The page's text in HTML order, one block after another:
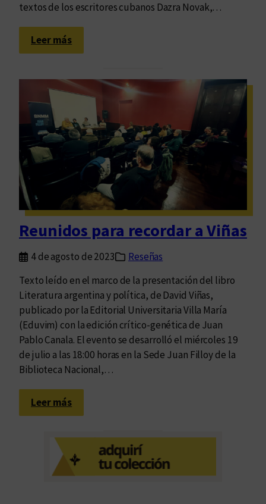
textos de los escritores cubanos Dazra Novak,…
Leer más:
A
d
a
L
H
a
n
s
Reunidos para recordar a Viñas
4 de agosto de 2023
Reseñas
Texto leído en el marco de la presentación del libro
Literatura argentina y política, de David Viñas,
publicado por la Editorial Universitaria Villa María
(Eduvim) con la edición crítico-genética de Juan
Pablo Canala. El evento se desarrolló el miércoles 19
de julio a las 18:00 horas en la Sede Juan Filloy de la
Biblioteca Nacional,…
Leer más:
R
n
i